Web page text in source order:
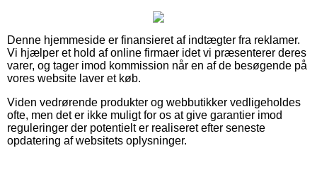
Denne hjemmeside er finansieret af indtægter fra reklamer.
Vi hjælper et hold af online firmaer idet vi præsenterer deres
varer, og tager imod kommission når en af de besøgende på
vores website laver et køb.
Viden vedrørende produkter og webbutikker vedligeholdes
ofte, men det er ikke muligt for os at give garantier imod
reguleringer der potentielt er realiseret efter seneste
opdatering af websitets oplysninger.